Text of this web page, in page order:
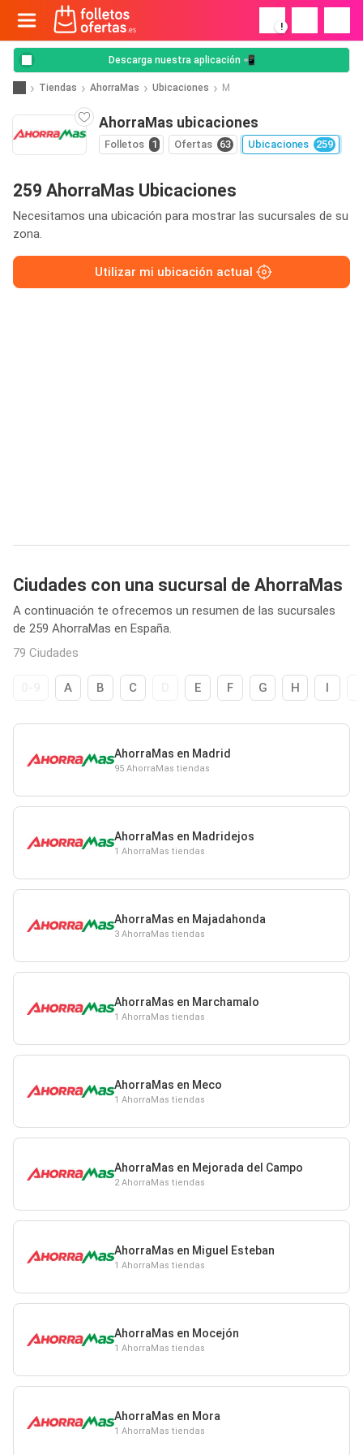
!
Descarga nuestra aplicación 📲
Tiendas AhorraMas Ubicaciones M
AhorraMas ubicaciones
Folletos 1 Ofertas 63 Ubicaciones 259
259 AhorraMas Ubicaciones
Necesitamos una ubicación para mostrar las sucursales de su
zona.
Utilizar mi ubicación actual
Ciudades con una sucursal de AhorraMas
A continuación te ofrecemos un resumen de las sucursales
de 259 AhorraMas en España.
79 Ciudades
A B C E F G H I
AhorraMas en Madrid
95 AhorraMas tiendas
AhorraMas en Madridejos
1 AhorraMas tiendas
AhorraMas en Majadahonda
3 AhorraMas tiendas
AhorraMas en Marchamalo
1 AhorraMas tiendas
AhorraMas en Meco
1 AhorraMas tiendas
AhorraMas en Mejorada del Campo
2 AhorraMas tiendas
AhorraMas en Miguel Esteban
1 AhorraMas tiendas
AhorraMas en Mocejón
1 AhorraMas tiendas
AhorraMas en Mora
1 AhorraMas tiendas